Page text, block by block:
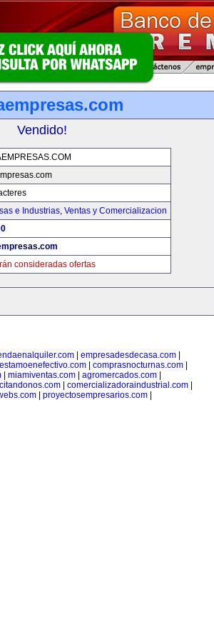
Vendido!
e Industrias, Ventas y Comercializacion
consideradas ofertas
| empresadesdecasa.com|
| comprasnocturnas.com|
miamiventas.com agromercados.com
| comercializadoraindustrial.com|
| proyectosempresarios.com|